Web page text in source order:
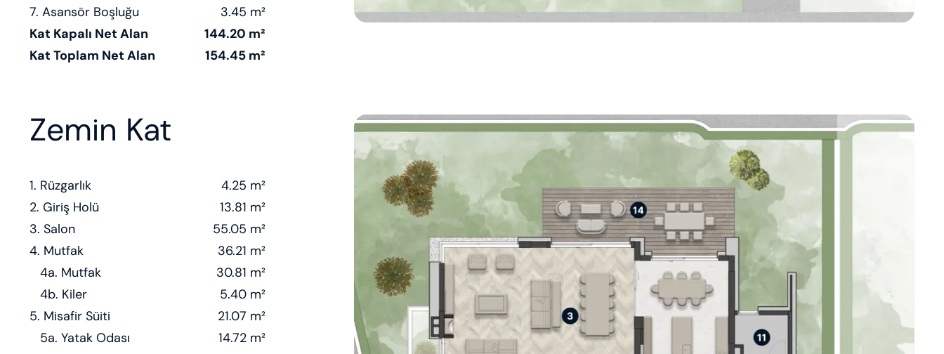
7. Asansör Boşluğu
3.45 m²
Kat Kapalı Net Alan
144.20 m²
Kat Toplam Net Alan
154.45 m²
Zemin Kat
1. Rüzgarlık
4.25 m²
2. Giriş Holü
13.81 m²
3. Salon
55.05 m²
4. Mutfak
36.21 m²
4a. Mutfak
30.81 m²
4b. Kiler
5.40 m²
5. Misafir Süiti
21.07 m²
5a. Yatak Odası
14.72 m²